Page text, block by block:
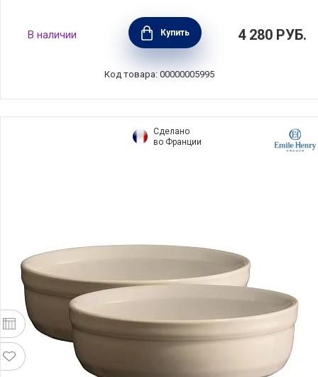
Набор рамекинов №9 9см, 2 шт, гранат,
Emile Henry, 344009
В наличии Купить 4 280 РУБ.
Код товара: 00000005995
Сделано
во Франции